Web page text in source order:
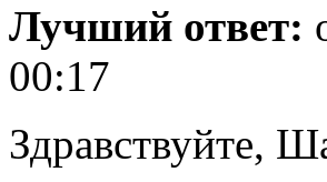
Лучший ответ:
00:17
Здравствуйте,